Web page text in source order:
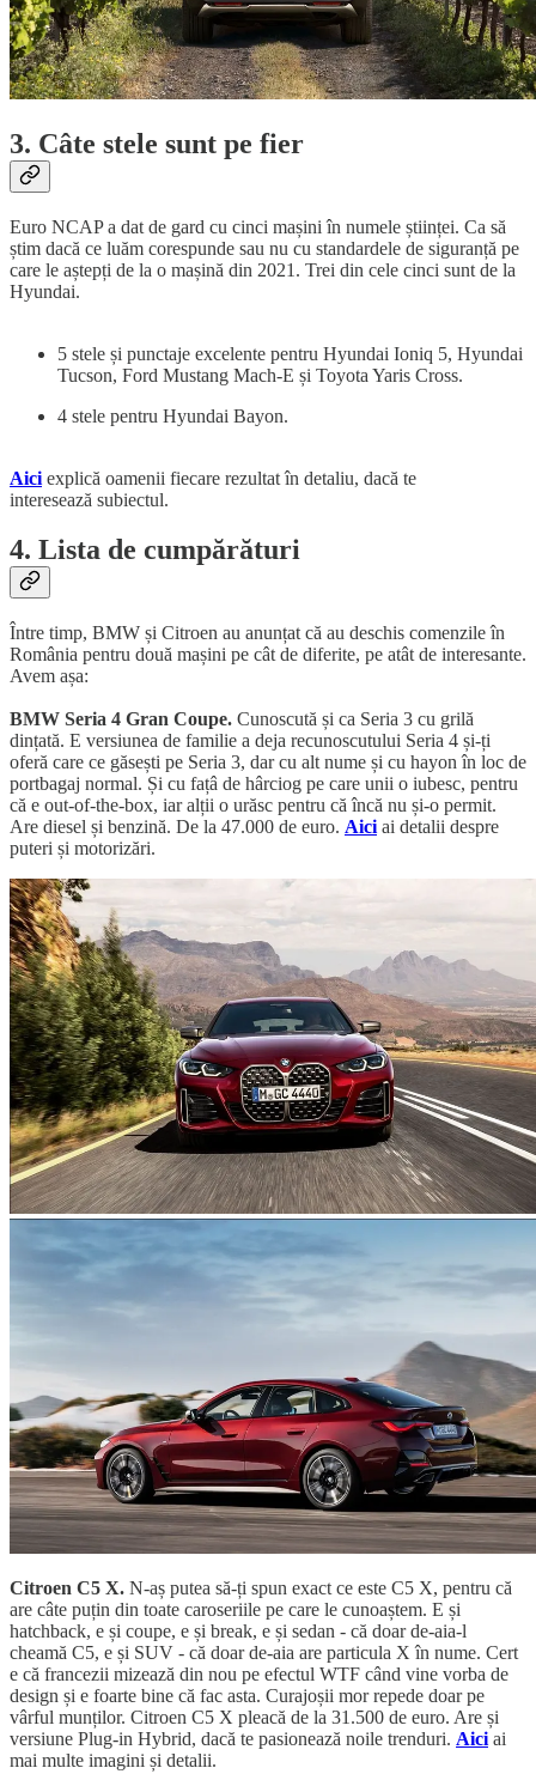
3. Câte stele sunt pe fier
Euro NCAP a dat de gard cu cinci mașini în numele științei. Ca să
știm dacă ce luăm corespunde sau nu cu standardele de siguranță pe
care le aștepți de la o mașină din 2021. Trei din cele cinci sunt de la
Hyundai.
5 stele și punctaje excelente pentru Hyundai Ioniq 5, Hyundai
Tucson, Ford Mustang Mach-E și Toyota Yaris Cross.
4 stele pentru Hyundai Bayon.
Aici explică oamenii fiecare rezultat în detaliu, dacă te
interesează subiectul.
4. Lista de cumpărături
Între timp, BMW și Citroen au anunțat că au deschis comenzile în
România pentru două mașini pe cât de diferite, pe atât de interesante.
Avem așa:
BMW Seria 4 Gran Coupe. Cunoscută și ca Seria 3 cu grilă
dințată. E versiunea de familie a deja recunoscutului Seria 4 și-ți
oferă care ce găsești pe Seria 3, dar cu alt nume și cu hayon în loc de
portbagaj normal. Și cu fațâ de hârciog pe care unii o iubesc, pentru
că e out-of-the-box, iar alții o urăsc pentru că încă nu și-o permit.
Are diesel și benzină. De la 47.000 de euro. Aici ai detalii despre
puteri și motorizări.
Citroen C5 X. N-aș putea să-ți spun exact ce este C5 X, pentru că
are câte puțin din toate caroseriile pe care le cunoaștem. E și
hatchback, e și coupe, e și break, e și sedan - că doar de-aia-l
cheamă C5, e și SUV - că doar de-aia are particula X în nume. Cert
e că francezii mizează din nou pe efectul WTF când vine vorba de
design și e foarte bine că fac asta. Curajoșii mor repede doar pe
vârful munților. Citroen C5 X pleacă de la 31.500 de euro. Are și
versiune Plug-in Hybrid, dacă te pasionează noile trenduri. Aici ai
mai multe imagini și detalii.